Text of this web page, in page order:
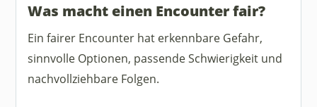
Was macht einen Encounter fair?
Ein fairer Encounter hat erkennbare Gefahr,
sinnvolle Optionen, passende Schwierigkeit und
nachvollziehbare Folgen.